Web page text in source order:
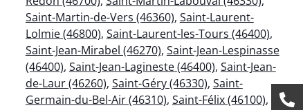
Saint-Martin-de-Vers (46360), Saint-Laurent-
Lolmie (46800), Saint-Laurent-les-Tours (46400),
Saint-Jean-Mirabel (46270), Saint-Jean-Lespinasse
(46400), Saint-Jean-Lagineste (46400), Saint-Jean-
de-Laur (46260), Saint-Géry (46330), Saint-
Germain-du-Bel-Air (46310), Saint-Félix (46100),